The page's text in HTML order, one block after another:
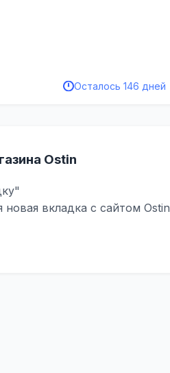
Осталось 146 дней
Ostin
вкладка с сайтом Ostin